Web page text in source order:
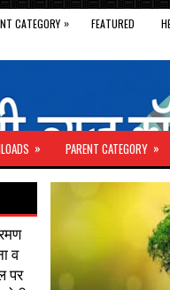
CATEGORY » FEATURED
» PARENT CATEGORY »
व
पर